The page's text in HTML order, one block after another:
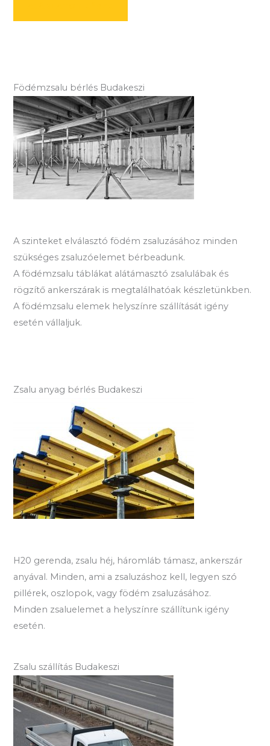
Födémzsalu bérlés Budakeszi
A szinteket elválasztó födém zsaluzásához minden
szükséges zsaluzóelemet bérbeadunk.
A födémzsalu táblákat alátámasztó zsalulábak és
rögzítő ankerszárak is megtalálhatóak készletünkben.
A födémzsalu elemek helyszínre szállítását igény
esetén vállaljuk.
Zsalu anyag bérlés Budakeszi
H20 gerenda, zsalu héj, háromláb támasz, ankerszár
anyával. Minden, ami a zsaluzáshoz kell, legyen szó
pillérek, oszlopok, vagy födém zsaluzásához.
Minden zsaluelemet a helyszínre szállítunk igény
esetén.
Zsalu szállítás Budakeszi